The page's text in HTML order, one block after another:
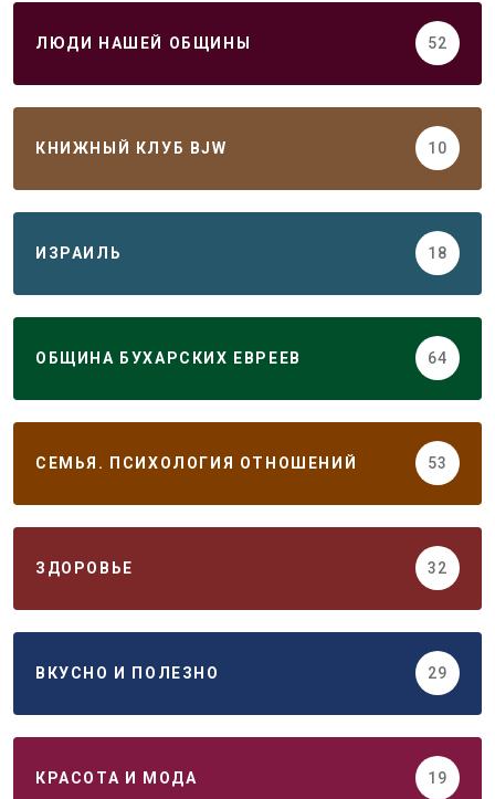
ЛЮДИ НАШЕЙ ОБЩИНЫ 52
КНИЖНЫЙ КЛУБ BJW 10
ИЗРАИЛЬ 18
ОБЩИНА БУХАРСКИХ ЕВРЕЕВ 64
СЕМЬЯ. ПСИХОЛОГИЯ ОТНОШЕНИЙ 53
ЗДОРОВЬЕ 32
ВКУСНО И ПОЛЕЗНО 29
КРАСОТА И МОДА 19